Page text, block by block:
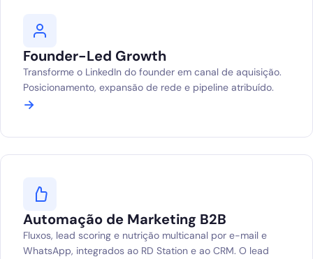
Founder-Led Growth
Transforme o LinkedIn do founder em canal de aquisição.
Posicionamento, expansão de rede e pipeline atribuído.
→
Automação de Marketing B2B
Fluxos, lead scoring e nutrição multicanal por e-mail e
WhatsApp, integrados ao RD Station e ao CRM. O lead